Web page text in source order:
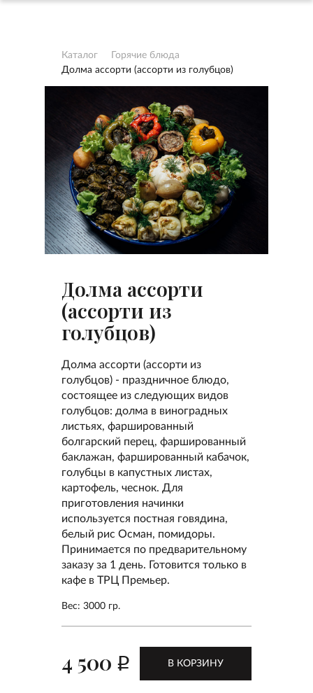
Каталог
Горячие блюда
Долма ассорти (ассорти из голубцов)
Долма ассорти
(ассорти из
голубцов)
Долма ассорти (ассорти из
голубцов) - праздничное блюдо,
состоящее из следующих видов
голубцов: долма в виноградных
листьях, фаршированный
болгарский перец, фаршированный
баклажан, фаршированный кабачок,
голубцы в капустных листах,
картофель, чеснок. Для
приготовления начинки
используется постная говядина,
белый рис Осман, помидоры.
Принимается по предварительному
заказу за 1 день. Готовится только в
кафе в ТРЦ Премьер.
Вес: 3000 гр.
4 500 p В КОРЗИНУ